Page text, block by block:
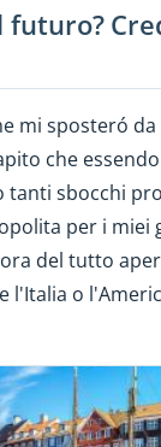
futuro?
mi sposteró
che
tanti sbocchi
per i miei
del tutto
l'Italia o